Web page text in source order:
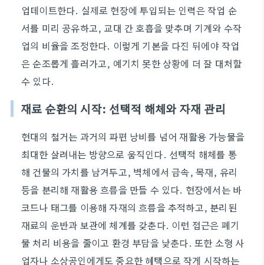
업데이트한다. 실제로 현장에 투입되는 인력은 작업 순
서를 미리 공유하고, 교대 간 호흡을 맞추며 기계와 수작
업의 비율을 조정한다. 이렇게 기본을 다진 뒤에야 작업
은 순조롭게 흘러가고, 예기치 못한 상황에 더 잘 대처할
수 있다.
재료 순환의 시작: 선택적 해체와 자재 관리
현대의 철거는 과거의 파편 낭비를 넘어 재활용 가능물을
최대한 살려내는 방향으로 움직인다. 선택적 해체를 통
해 건물의 가치를 남겨두고, 벽체에서 금속, 목재, 유리
등을 분리해 재활용 흐름을 만들 수 있다. 현장에서는 바
코드나 태그를 이용해 자재의 흐름을 추적하고, 분리된
재료의 운반과 보관에 체계를 갖춘다. 이런 접근은 폐기
물 처리 비용을 줄이고 환경 부담을 낮춘다. 또한 소형 사
업자나 소상공인에게도 중요한 혜택으로 작게 시작하는